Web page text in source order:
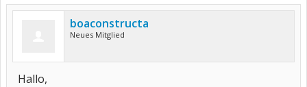
boaconstructa
Neues Mitglied
Hallo,